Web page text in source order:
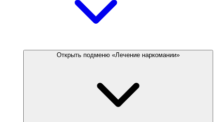
Открыть подменю «Лечение наркомании»